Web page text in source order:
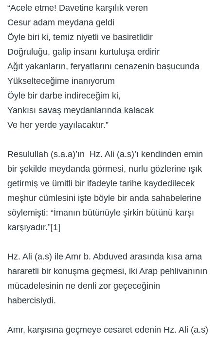
“Acele etme! Davetine karşılık veren
Cesur adam meydana geldi
Öyle biri ki, temiz niyetli ve basiretlidir
Doğruluğu, galip insanı kurtuluşa erdirir
Ağıt yakanların, feryatlarını cenazenin başucunda
Yükselteceğime inanıyorum
Öyle bir darbe indireceğim ki,
Yankısı savaş meydanlarında kalacak
Ve her yerde yayılacaktır.”
Resulullah (s.a.a)’ın Hz. Ali (a.s)’ı kendinden emin
bir şekilde meydanda görmesi, nurlu gözlerine ışık
getirmiş ve ümitli bir ifadeyle tarihe kaydedilecek
meşhur cümlesini işte böyle bir anda sahabelerine
söylemişti: “İmanın bütünüyle şirkin bütünü karşı
karşıyadır.”[1]
Hz. Ali (a.s) ile Amr b. Abduved arasında kısa ama
hararetli bir konuşma geçmesi, iki Arap pehlivanının
mücadelesinin ne denli zor geçeceğinin
habercisiydi.
Amr, karşısına geçmeye cesaret edenin Hz. Ali (a.s)